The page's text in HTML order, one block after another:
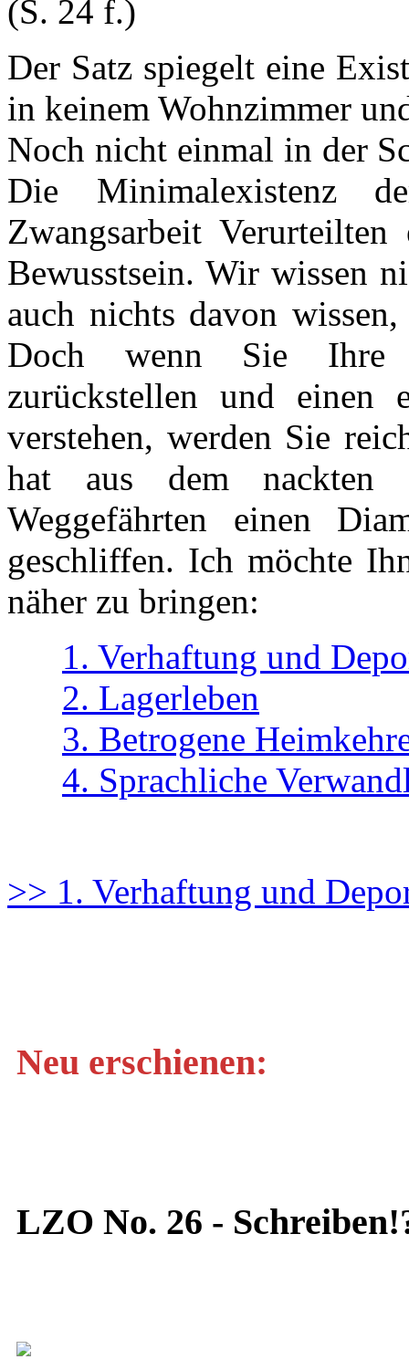
(S. 24 f.)
Der Satz spiegelt eine
in keinem Wohnzimmer
Noch nicht einmal in der
Die Minimalexistenz
Zwangsarbeit
Bewusstsein. Wir wissen
auch nichts davon
Doch wenn Sie Ihre
zurückstellen und einen
verstehen, werden Sie
hat aus dem
Weggefährten einen
geschliffen. Ich möchte
näher zu bringen:
1. Verhaftung und
2. Lagerleben
3. Betrogene
4. Sprachliche
>> 1. Verhaftung und
Neu erschienen:
LZO No. 26 -